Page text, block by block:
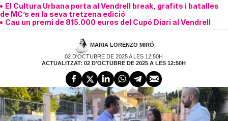
El Cultura Urbana porta al Vendrell break, grafits i batalles
de MC’s en la seva tretzena edició
Cau un premi de 815.000 euros del Cupó Diari al Vendrell
MARIA LORENZO MIRÓ
02 D'OCTUBRE DE 2025 A LES 12:50H
ACTUALITZAT: 02 D'OCTUBRE DE 2025 A LES 12:50H